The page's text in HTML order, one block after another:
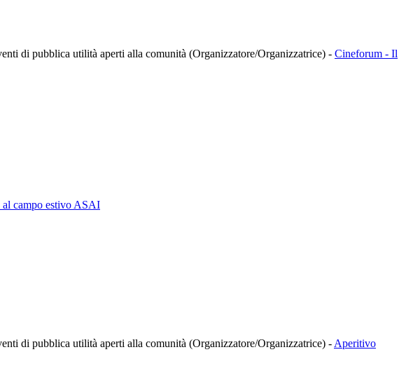
di pubblica utilità aperti alla comunità (Organizzatore/Organizzatrice) - Cineforum - Il
al campo estivo ASAI
di pubblica utilità aperti alla comunità (Organizzatore/Organizzatrice) - Aperitivo